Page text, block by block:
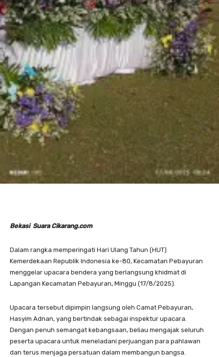
Bekasi Suara Cikarang.com
Dalam rangka memperingati Hari Ulang Tahun (HUT)
Kemerdekaan Republik Indonesia ke-80, Kecamatan Pebayuran
menggelar upacara bendera yang berlangsung khidmat di
Lapangan Kecamatan Pebayuran, Minggu (17/8/2025).
Upacara tersebut dipimpin langsung oleh Camat Pebayuran,
Hasyim Adnan, yang bertindak sebagai inspektur upacara.
Dengan penuh semangat kebangsaan, beliau mengajak seluruh
peserta upacara untuk meneladani perjuangan para pahlawan
dan terus menjaga persatuan dalam membangun bangsa.